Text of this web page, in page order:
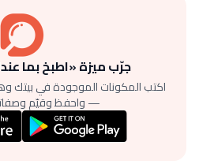
جرّب ميزة «اطبخ بما
اكتب المكونات الموجودة في بيتك
— واحفظ وقيّم